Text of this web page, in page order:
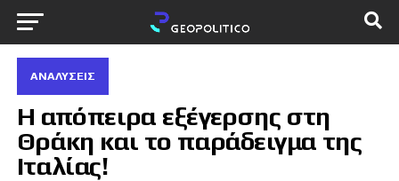
ΑΝΑΛΎΣΕΙΣ
Η απόπειρα εξέγερσης στη
Θράκη και το παράδειγμα της
Ιταλίας!